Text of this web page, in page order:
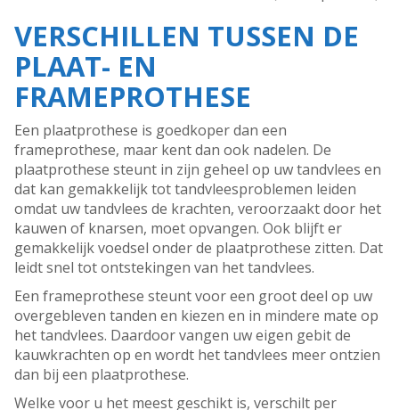
VERSCHILLEN TUSSEN DE
PLAAT- EN
FRAMEPROTHESE
Een plaatprothese is goedkoper dan een
frameprothese, maar kent dan ook nadelen. De
plaatprothese steunt in zijn geheel op uw tandvlees en
dat kan gemakkelijk tot tandvleesproblemen leiden
omdat uw tandvlees de krachten, veroorzaakt door het
kauwen of knarsen, moet opvangen. Ook blijft er
gemakkelijk voedsel onder de plaatprothese zitten. Dat
leidt snel tot ontstekingen van het tandvlees.
Een frameprothese steunt voor een groot deel op uw
overgebleven tanden en kiezen en in mindere mate op
het tandvlees. Daardoor vangen uw eigen gebit de
kauwkrachten op en wordt het tandvlees meer ontzien
dan bij een plaatprothese.
Welke voor u het meest geschikt is, verschilt per